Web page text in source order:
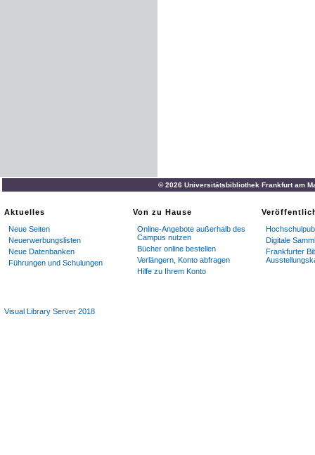
© 2026 Universitätsbibliothek Frankfurt am
Aktuelles
Neue Seiten
Neuerwerbungslisten
Neue Datenbanken
Führungen und Schulungen
Von zu Hause
Online-Angebote außerhalb des
Campus nutzen
Bücher online bestellen
Verlängern, Konto abfragen
Hilfe zu Ihrem Konto
Digitale
Frankfurter
Visual Library Server 2018